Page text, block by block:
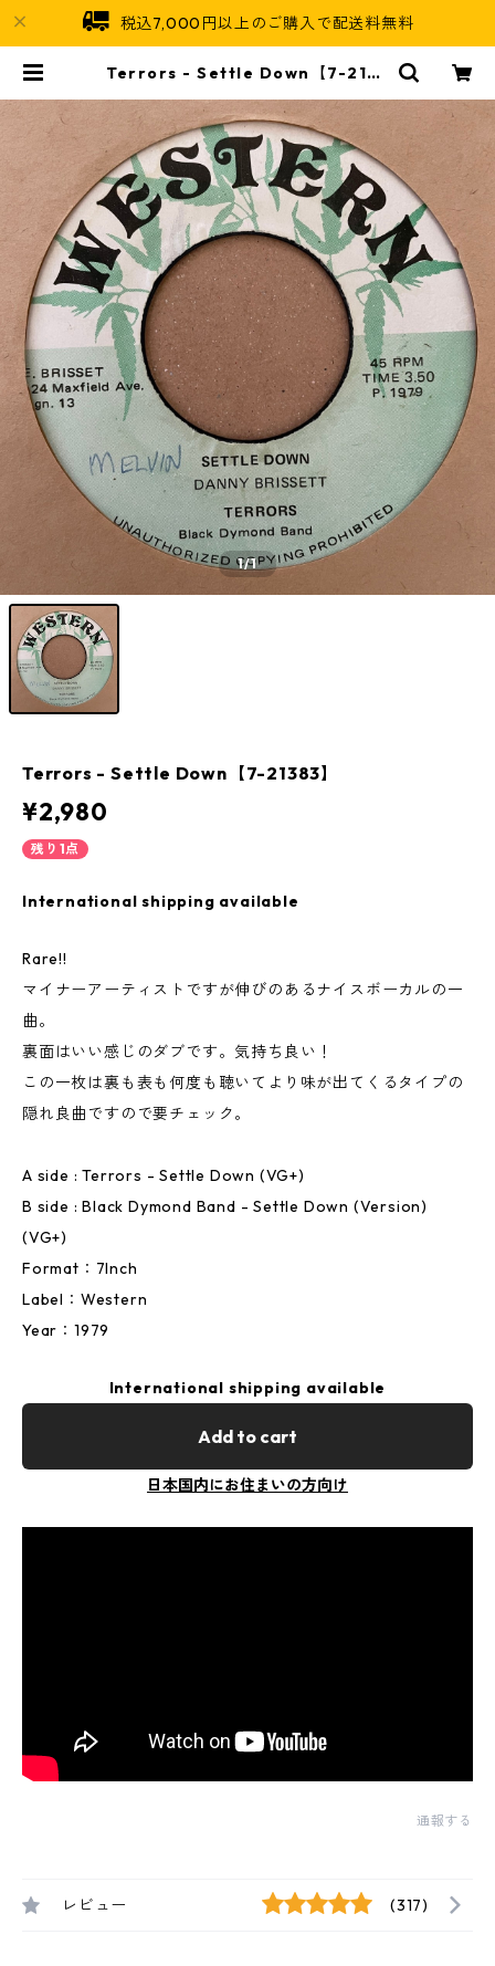
税込7,000円以上のご購入で配送料無料
Terrors - Settle Down【7-2138
1/1
Terrors - Settle Down【7-21383】
¥2,980
残り1点
International shipping available
Rare!!
マイナーアーティストですが伸びのあるナイスボーカルの一
曲。
裏面はいい感じのダブです。気持ち良い！
この一枚は裏も表も何度も聴いてより味が出てくるタイプの
隠れ良曲ですので要チェック。
A side : Terrors - Settle Down (VG+)
B side : Black Dymond Band - Settle Down (Version)
(VG+)
Format：7Inch
Label：Western
Year：1979
International shipping available
Add to cart
日本国内にお住まいの方向け
通報する
レビュー (317)